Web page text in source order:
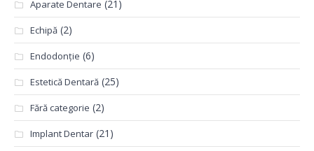
Aparate Dentare (21)
Echipă (2)
Endodonție (6)
Estetică Dentară (25)
Fără categorie (2)
Implant Dentar (21)